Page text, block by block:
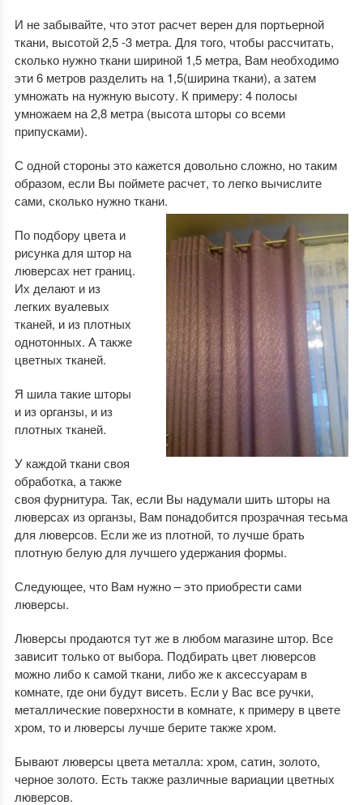
И не забывайте, что этот расчет верен для портьерной
ткани, высотой 2,5 -3 метра. Для того, чтобы рассчитать,
сколько нужно ткани шириной 1,5 метра, Вам необходимо
эти 6 метров разделить на 1,5(ширина ткани), а затем
умножать на нужную высоту. К примеру: 4 полосы
умножаем на 2,8 метра (высота шторы со всеми
припусками).
С одной стороны это кажется довольно сложно, но таким
образом, если Вы поймете расчет, то легко вычислите
сами, сколько нужно ткани.
По подбору цвета и
рисунка для штор на
люверсах нет границ.
Их делают и из
легких вуалевых
тканей, и из плотных
однотонных. А также
цветных тканей.
Я шила такие шторы
и из органзы, и из
плотных тканей.
У каждой ткани своя
обработка, а также
своя фурнитура. Так, если Вы надумали шить шторы на
люверсах из органзы, Вам понадобится прозрачная тесьма
для люверсов. Если же из плотной, то лучше брать
плотную белую для лучшего удержания формы.
Следующее, что Вам нужно – это приобрести сами
люверсы.
Люверсы продаются тут же в любом магазине штор. Все
зависит только от выбора. Подбирать цвет люверсов
можно либо к самой ткани, либо же к аксессуарам в
комнате, где они будут висеть. Если у Вас все ручки,
металлические поверхности в комнате, к примеру в цвете
хром, то и люверсы лучше берите также хром.
Бывают люверсы цвета металла: хром, сатин, золото,
черное золото. Есть также различные вариации цветных
люверсов.